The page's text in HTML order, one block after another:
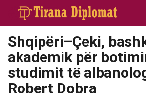
Shqipëri–Çeki,
akademik për
studimit të
Robert Dobra